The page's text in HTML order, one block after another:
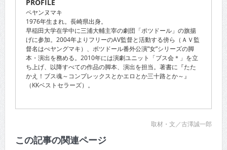
PROFILE
ペヤンヌマキ
1976年生まれ。長崎県出身。
早稲田大学在学中に三浦大輔主宰の劇団「ポツドール」の旗揚
げに参加。2004年よりフリーのAV監督と活動する傍ら（ＡＶ監
督名はぺヤングマキ）、ポツドール番外公演”女”シリーズの脚
本・演出を務める。2010年には演劇ユニット「ブス会＊」を立
ち上げ、以降すべての作品の脚本、演出を担当。著書に『たた
かえ！ブス魂～コンプレックスとかエロとか三十路とか～』
（KKベストセラーズ）。
取材・文／古澤誠一郎
この記事の関連ページ